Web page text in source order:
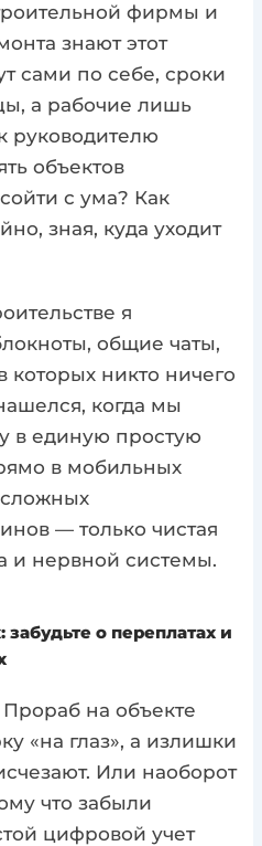
фирмы и
знают этот
сами по себе, сроки
а рабочие лишь
руководителю
объектов
с ума? Как
зная, куда уходит
я
общие чаты,
никто ничего
когда мы
в единую простую
в мобильных
— только чистая
и нервной системы.
о переплатах и
на объекте
«на глаз», а излишки
Или наоборот
что забыли
цифровой учет